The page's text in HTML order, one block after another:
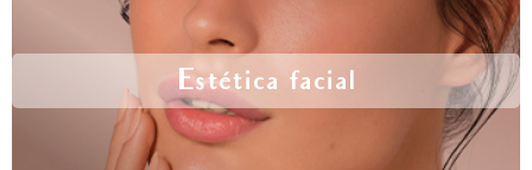
Estética facial